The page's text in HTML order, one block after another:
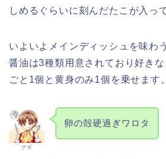
しめるぐらいに刻んだたこが入っ
いよいよメインディッシュを味わ
醤油は3種類用意されており好き
ごと1個と黄身のみ1個を乗せます。
ナギ
卵の殻硬過ぎワロタ